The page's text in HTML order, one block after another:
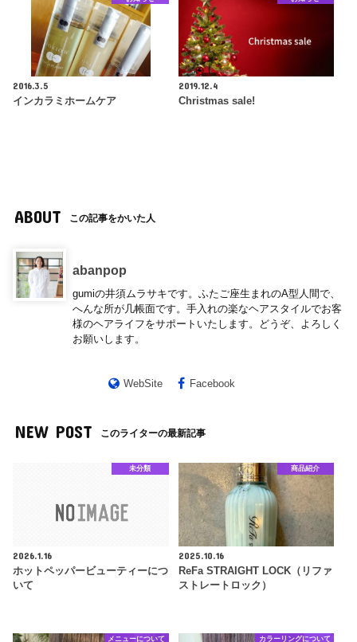
2016.3.5
インカラミホームケア
2019.12.4
Christmas sale!
ABOUT この記事をかいた人
abanpop
gumiの井須ムラサキです。ふたご座生まれのA型人間で、
へんな所が几帳面です。手入れの楽なヘアスタイルでお客
様のヘアライフをサポートいたします。どうぞ、よろしく
お願いします。
WebSite Facebook
NEW POST このライターの最新記事
未分類
2026.1.16
ホットペッパービューティーにつ
いて
商品紹介
2025.10.16
ReFa STRAIGHT LOCK（リファ
ストレートロック）
メニューについて カラーリングについて